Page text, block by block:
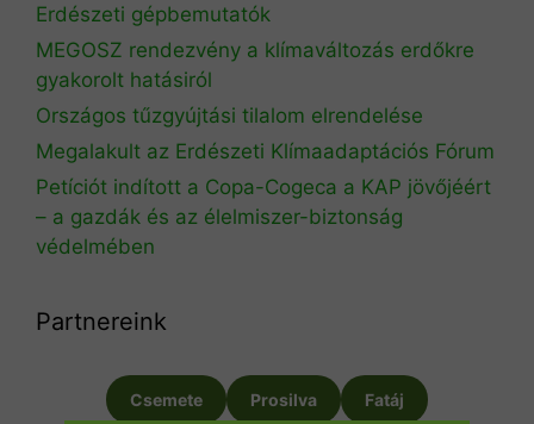
Erdészeti gépbemutatók
MEGOSZ rendezvény a klímaváltozás erdőkre
gyakorolt hatásiról
Országos tűzgyújtási tilalom elrendelése
Megalakult az Erdészeti Klímaadaptációs Fórum
Petíciót indított a Copa-Cogeca a KAP jövőjéért
– a gazdák és az élelmiszer-biztonság
védelmében
Partnereink
Csemete Prosilva Fatáj